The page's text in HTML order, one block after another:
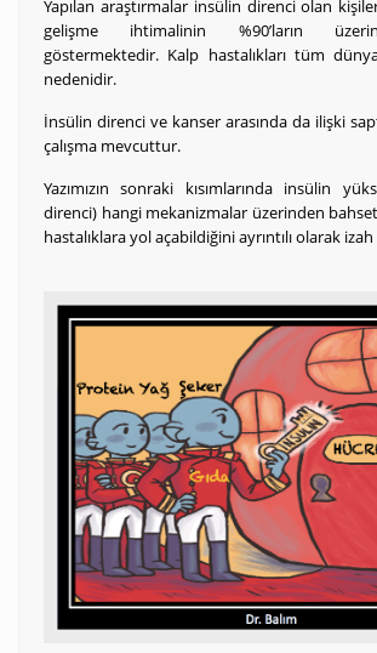
Yapılan araştırmalar insülin direnci olan
gelişme ihtimalinin %90’ların
göstermektedir. Kalp hastalıkları tüm
nedenidir.
İnsülin direnci ve kanser arasında da ilişki
çalışma mevcuttur.
Yazımızın sonraki kısımlarında insülin
direnci) hangi mekanizmalar üzerinden
hastalıklara yol açabildiğini ayrıntılı olarak